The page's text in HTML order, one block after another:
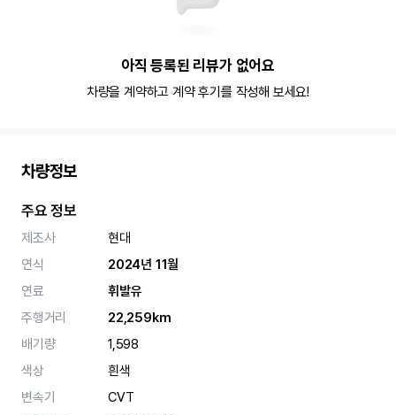
아직 등록된 리뷰가 없어요
차량을 계약하고 계약 후기를 작성해 보세요!
차량정보
주요 정보
제조사
현대
연식
2024년 11월
연료
휘발유
주행거리
22,259km
배기량
1,598
색상
흰색
변속기
CVT